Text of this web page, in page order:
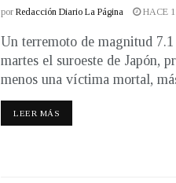
por Redacción Diario La Página HACE
Un terremoto de magnitud 7.1
martes el suroeste de Japón,
menos una víctima mortal,
LEER MÁS